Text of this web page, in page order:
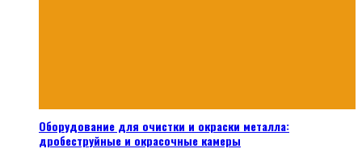
Оборудование для очистки и окраски металла:
дробеструйные и окрасочные камеры